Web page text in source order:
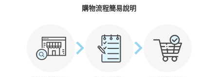
購物流程簡易說明